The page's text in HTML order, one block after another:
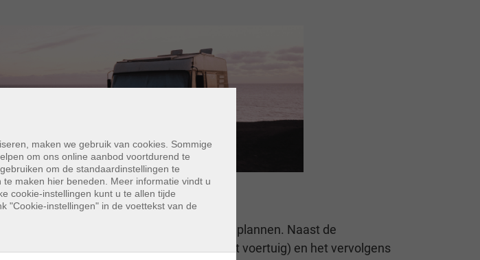
maken we gebruik van cookies. Sommige
om ons online aanbod voortdurend te
om de standaardinstellingen te
maken hier beneden. Meer informatie vindt u
cookie-instellingen kunt u te allen tijde
"Cookie-instellingen" in de voettekst van de
van uw camper voldoende tijd moet inplannen. Naast de
overhandiging of terugname van het voertuig) en het vervolgens